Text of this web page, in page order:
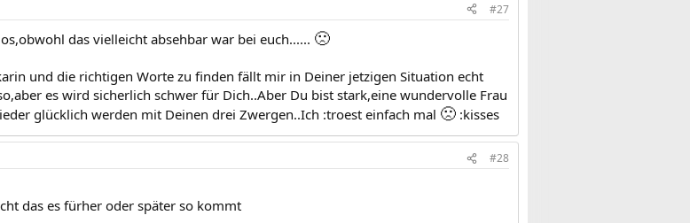
#27
das vielleicht absehbar war bei euch...... 🙁
und die richtigen Worte zu finden fällt mir in Deiner jetzigen Situation echt
es wird sicherlich schwer für Dich..Aber Du bist stark,eine wundervolle Frau
glücklich werden mit Deinen drei Zwergen..Ich :troest einfach mal 🙁 :kisses
#28
das es fürher oder später so kommt